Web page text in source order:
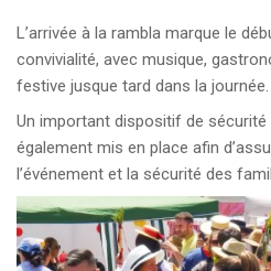
L’arrivée à la rambla marque le
convivialité, avec musique,
festive jusque tard dans la journée.
Un important dispositif de sécurité
également mis en place afin
l’événement et la sécurité des